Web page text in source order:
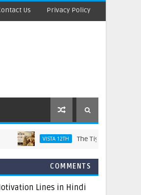
Us Privacy Policy
VISTA 12TH The Tiger King Words
COMMENTS
Lines in Hindi